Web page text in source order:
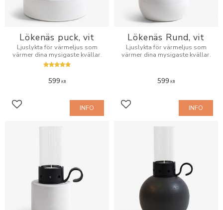
Lökenäs puck, vit
Ljuslykta för värmeljus som
värmer dina mysigaste kvällar.
599KR
Add to favorites INFO
Lökenäs Rund, vit
Ljuslykta för värmeljus som
värmer dina mysigaste kvällar.
599KR
Add to favorites INFO